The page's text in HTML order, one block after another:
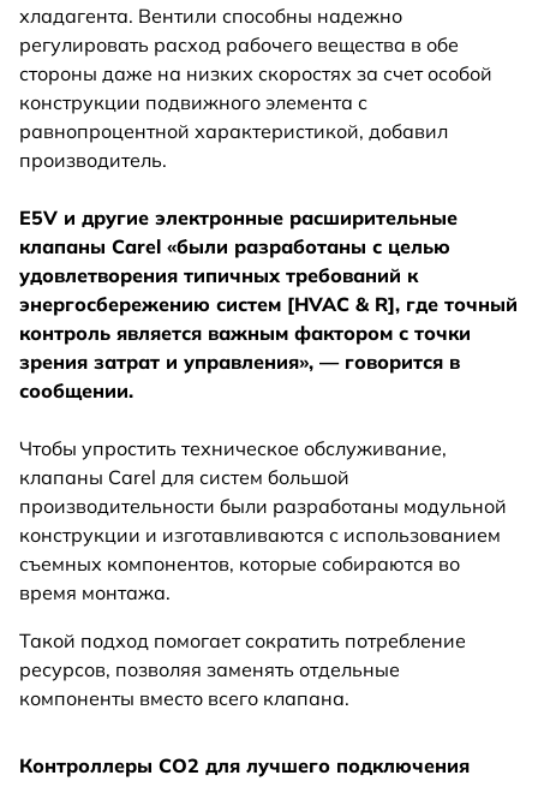
хладагента. Вентили способны надежно
регулировать расход рабочего вещества в обе
стороны даже на низких скоростях за счет особой
конструкции подвижного элемента с
равнопроцентной характеристикой, добавил
производитель.
E5V и другие электронные расширительные
клапаны Carel «были разработаны с целью
удовлетворения типичных требований к
энергосбережению систем [HVAC & R], где точный
контроль является важным фактором с точки
зрения затрат и управления», — говорится в
сообщении.
Чтобы упростить техническое обслуживание,
клапаны Carel для систем большой
производительности были разработаны модульной
конструкции и изготавливаются с использованием
съемных компонентов, которые собираются во
время монтажа.
Такой подход помогает сократить потребление
ресурсов, позволяя заменять отдельные
компоненты вместо всего клапана.
Контроллеры CO2 для лучшего подключения